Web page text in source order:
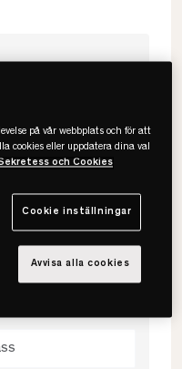
på vår webbplats och för att
cookies eller uppdatera dina val
och Cookies
Cookie inställningar
Avvisa alla cookies